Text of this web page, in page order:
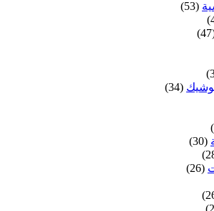
(53)
(34)
(30)
(26)